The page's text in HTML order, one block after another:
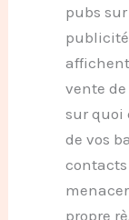
pubs
vente
sur quoi
de vos
propre